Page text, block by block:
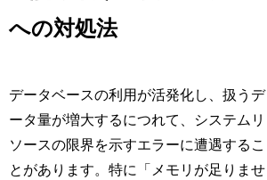
への対処法
データベースの利用が活発化し、扱うデ
ータ量が増大するにつれて、システムリ
ソースの限界を示すエラーに遭遇するこ
とがあります。特に「メモリが足りませ